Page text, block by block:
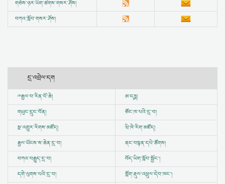
གཅེས་ཉར་ཡིག་ཚགས་གསར་ཤོས།
བཀའ་སློབ་གསར་ཤོས།
དྲ་འབྲེལ་དག
ྋརྒྱལ་བ་རིན་པོ་ཆེ།
ཨ་དཪྴ།
གཡུང་དྲུང་བོན།
ཙོང་ཁ་པའི་དྲ་བ།
སྔ་འགྱུར་རིགས་མཛོད།
ཝི་ཁེ་རིག་མཛོད།
རྒྱལ་ཡོངས་ས་ཆེན་དྲ་བ།
ནང་བསྟན་དཔེ་ཚོགས།
བཀའ་བརྒྱུད་དྲ་བ།
བོད་ཡིག་སློབ་སྦྱོང་།
དགེ་ལུགས་པའི་དྲ་བ།
གློག་རྡུལ་འཕྲུལ་དེབ་ཁང་།